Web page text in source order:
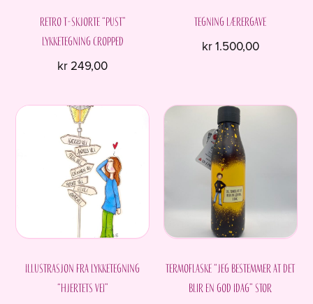
Retro T-skjorte “Pust”
Lykketegning Cropped
kr 249,00
produktet
har
flere
varianter.
Alternativene
kan
velges
på
Tegning Lærergave
kr1.500,00
Illustrasjon fra Lykketegning
“Hjertets vei”
Termoflaske “Jeg bestemmer at det
blir en god idag” STOR